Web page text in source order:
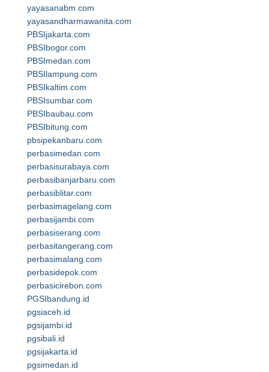
yayasanabm.com
yayasandharmawanita.com
PBSIjakarta.com
PBSIbogor.com
PBSImedan.com
PBSIlampung.com
PBSIkaltim.com
PBSIsumbar.com
PBSIbaubau.com
PBSIbitung.com
pbsipekanbaru.com
perbasimedan.com
perbasisurabaya.com
perbasibanjarbaru.com
perbasiblitar.com
perbasimagelang.com
perbasijambi.com
perbasiserang.com
perbasitangerang.com
perbasimalang.com
perbasidepok.com
perbasicirebon.com
PGSIbandung.id
pgsiaceh.id
pgsijambi.id
pgsibali.id
pgsijakarta.id
pgsimedan.id